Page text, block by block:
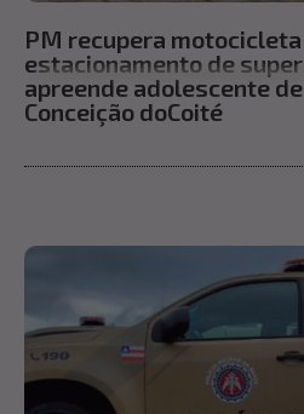
PM recupera
estacionamento de
apreende adolescente
Conceição doCoité